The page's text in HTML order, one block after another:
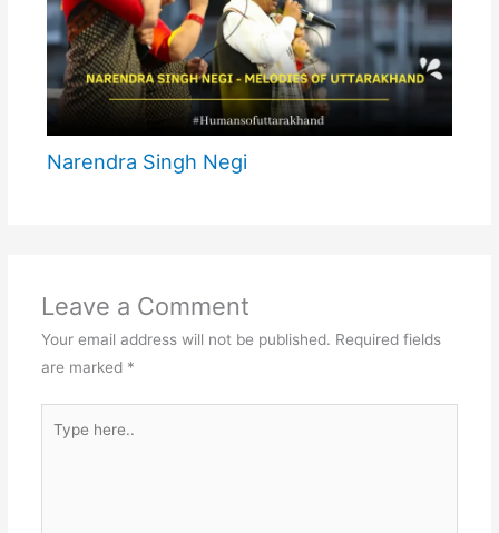
Narendra Singh Negi
Leave a Comment
Your email address will not be published. Required fields
are marked *
here..